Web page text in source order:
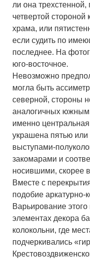
ли она
четвертой стороной
храма, или
если судить по
последнее. На
юго-восточное.
Невозможно
могла быть
северной, стороны
аналогичных
именно
украшена пятью
выступами-
закомарами и
носившими, скорее
Вместе с
подобие аркатурно-
Варьирование
элементах декора
колокольни, где
подчеркивались